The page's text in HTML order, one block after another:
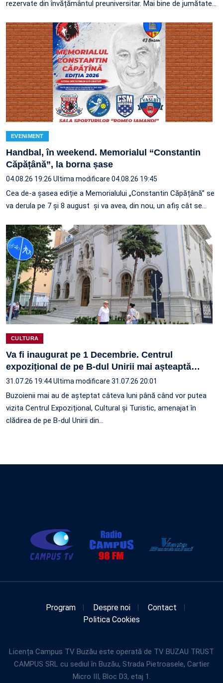
rezervate din învățământul preuniversitar. Mai bine de jumătate…
EVENIMENT
Handbal, în weekend. Memorialul “Constantin
Căpățână”, la borna șase
04.08.26 19:26 Ultima modificare 04.08.26 19:45
Cea de-a șasea ediție a Memorialului „Constantin Căpățână” se
va derula pe 7 și 8 august și va avea, din nou, un afiș cât se…
CULTURA
Va fi inaugurat pe 1 Decembrie. Centrul
expozițional de pe B-dul Unirii mai așteaptă…
31.07.26 19:44Ultima modificare 31.07.26 20:01
Buzoienii mai au de așteptat câteva luni până când vor putea
vizita Centrul Expozițional, Cultural și Turistic, amenajat în
clădirea de pe B-dul Unirii din…
Program Despre noi
Contact
Politica Cookies
Licența Campus TV Buzău este operată de TV BUZAU TRUST
CAMPUS SRL cu sediul în Buzău, Strada Pietroasele, Cartier
Micro III, Bloc D3, etaj 1.